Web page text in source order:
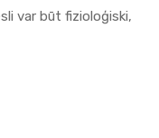
var būt fizioloģiski,